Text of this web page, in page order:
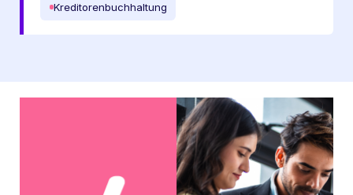
Kreditorenbuchhaltung